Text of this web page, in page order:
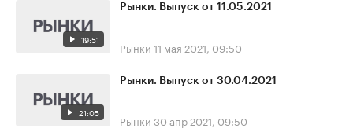
19:51
Рынки. Выпуск от 11.05.2021
Рынки 11 мая 2021, 09:50
21:05
Рынки. Выпуск от 30.04.2021
Рынки 30 апр 2021, 09:50